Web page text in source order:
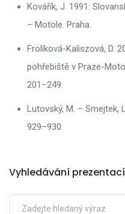
Kovářík, J. 1991:
– Motole. Praha.
Frolíková-Kaliszová, D.
pohřebiště v Praze-
201–249.
Lutovský, M. – Smejtek,
929–930.
Vyhledávání prezentací